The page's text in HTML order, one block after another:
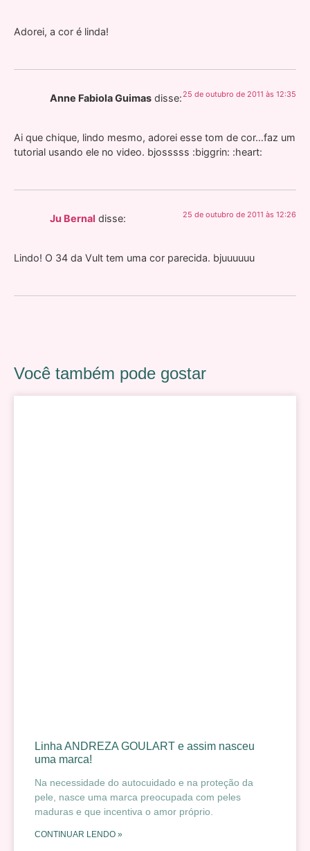
Adorei, a cor é linda!
Anne Fabiola Guimas disse:25 de outubro de 2011 às 12:35
Ai que chique, lindo mesmo, adorei esse tom de cor…faz um
tutorial usando ele no video. bjosssss :biggrin: :heart:
Ju Bernal disse: 25 de outubro de 2011 às 12:26
Lindo! O 34 da Vult tem uma cor parecida. bjuuuuuu
Você também pode gostar
Linha ANDREZA GOULART e assim nasceu
uma marca!
Na necessidade do autocuidado e na proteção da
pele, nasce uma marca preocupada com peles
maduras e que incentiva o amor próprio.
CONTINUAR LENDO »